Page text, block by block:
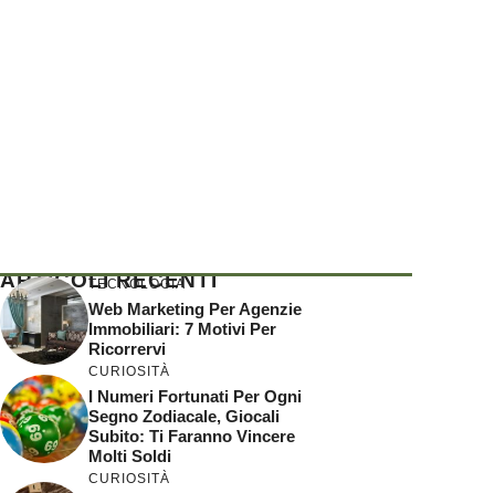
ARTICOLI RECENTI
TECNOLOGIA
Web Marketing Per Agenzie
Immobiliari: 7 Motivi Per
Ricorrervi
CURIOSITÀ
I Numeri Fortunati Per Ogni
Segno Zodiacale, Giocali
Subito: Ti Faranno Vincere
Molti Soldi
CURIOSITÀ